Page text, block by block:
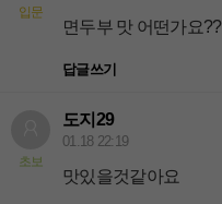
입문
면두부 맛 어떤가요??
답글쓰기
초보
도지29
01.18 22:19
맛있을것같아요